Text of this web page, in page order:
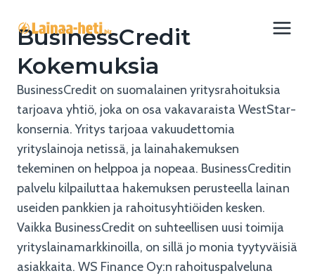
sisältöön
BusinessCredit
Kokemuksia
BusinessCredit on suomalainen yritysrahoituksia
tarjoava yhtiö, joka on osa vakavaraista WestStar-
konsernia. Yritys tarjoaa vakuudettomia
yrityslainoja netissä, ja lainahakemuksen
tekeminen on helppoa ja nopeaa. BusinessCreditin
palvelu kilpailuttaa hakemuksen perusteella lainan
useiden pankkien ja rahoitusyhtiöiden kesken.
Vaikka BusinessCredit on suhteellisen uusi toimija
yrityslainamarkkinoilla, on sillä jo monia tyytyväisiä
asiakkaita. WS Finance Oy:n rahoituspalveluna